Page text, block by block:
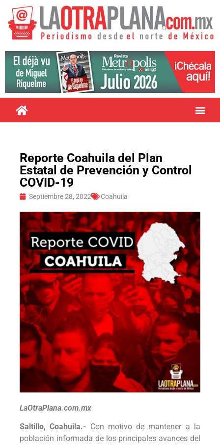
Reporte Coahuila del Plan
Estatal de Prevención y Control
COVID-19
Septiembre 28, 2022 Coahuila
LaOtraPlana.com.mx
Saltillo, Coahuila.- Con motivo de mantener a la
población informada de los principales avances del